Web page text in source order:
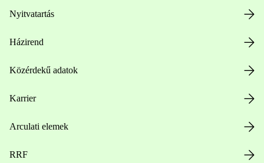
Nyitvatartás
Házirend
Közérdekű adatok
Karrier
Arculati elemek
RRF